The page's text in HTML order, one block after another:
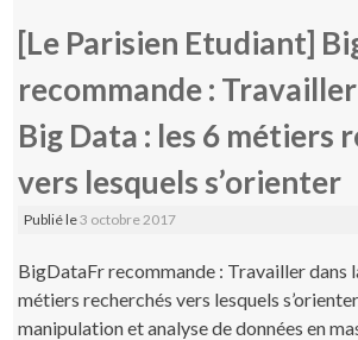
[Le Parisien Etudiant]
recommande :
Big Data : les 6 métiers
vers lesquels s’orienter
Publié le3 octobre 2017
BigDataFr recommande : Travailler dans
métiers recherchés vers lesquels
manipulation et analyse de données en